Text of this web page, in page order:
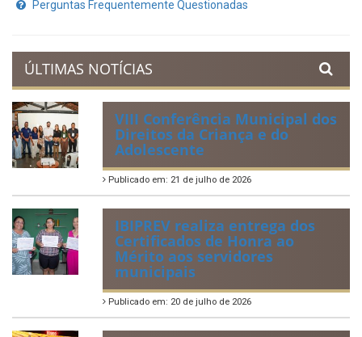
Perguntas Frequentemente Questionadas
ÚLTIMAS NOTÍCIAS
VIII Conferência Municipal dos
Direitos da Criança e do
Adolescente
Publicado em: 21 de julho de 2026
IBIPREV realiza entrega dos
Certificados de Honra ao
Mérito aos servidores
municipais
Publicado em: 20 de julho de 2026